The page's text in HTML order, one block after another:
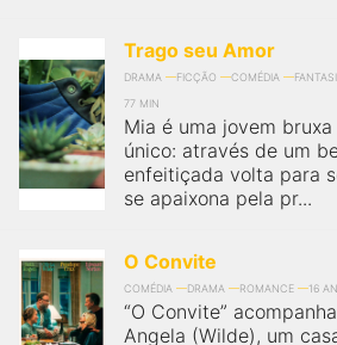
Trago seu Amor
DRAMA FICÇÃO COMÉDIA
77 MIN
Mia é uma jovem
único: através de um
enfeitiçada volta para
se apaixona pela pr...
O Convite
COMÉDIA DRAMA ROMANCE 16
“O Convite”
Angela (Wilde), um